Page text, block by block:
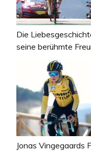
Die
seine berühmte
Jonas Vingegaards